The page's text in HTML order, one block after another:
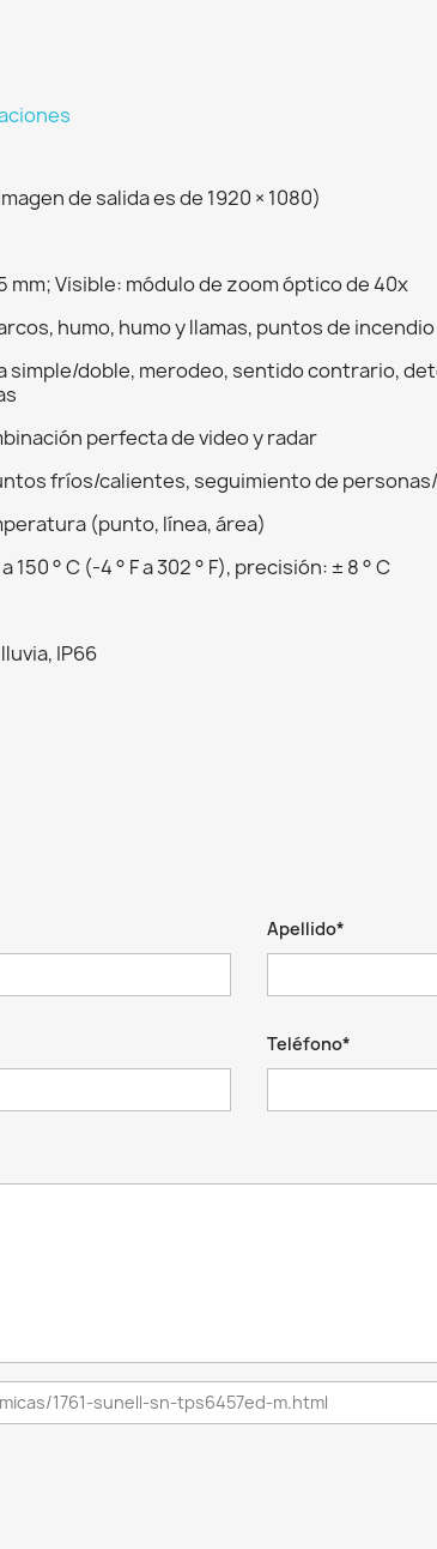
de salida es de 1920 × 1080)
Visible: módulo de zoom óptico de 40x
humo, humo y llamas, puntos de incendio
doble, merodeo, sentido contrario,
perfecta de video y radar
fríos/calientes, seguimiento de
(punto, línea, área)
° C (-4 ° F a 302 ° F), precisión: ± 8 ° C
IP66
Apellido*
Teléfono*